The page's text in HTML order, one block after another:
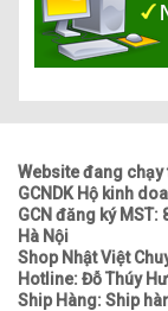
Website đang
GCNDK Hộ kinh
GCN đăng ký MST:
Hà Nội
Shop Nhật Việt
Hotline: Đỗ Thúy
Ship Hàng: Ship